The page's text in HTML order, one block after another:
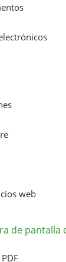
web
de pantalla